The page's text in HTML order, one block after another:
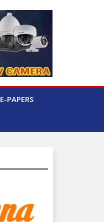
E-PAPERS